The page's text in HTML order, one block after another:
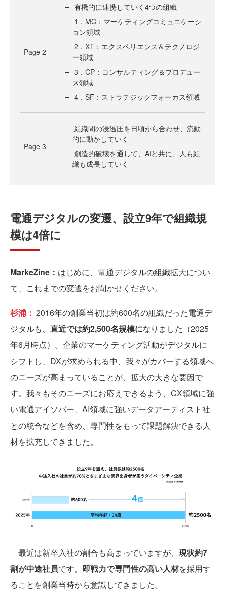
Page 2
有機的に連携していく4つの組織
1．MC：マーケティングコミュニケーシ
ョン領域
2．XT：エクスペリエンス＆テクノロジ
ー領域
3．CP：コンサルティング＆プロデュー
ス領域
4．SF：ストラテジックフォーカス領域
Page 3
組織間の浸透圧を日頃から合わせ、流動
的に動かしていく
創造的破壊を通して、AIと共に、人も組
織も成長していく
電通デジタルの変遷、設立9年で組織規
模は4倍に
MarkeZine： はじめに、電通デジタルの組織拡大につい
て、これまでの変遷をお聞かせください。
杉浦： 2016年の創業当初は約600名の組織だった電通デ
ジタルも、 直近では約2,500名規模になりました（2025
年6月時点）。企業のマーケティング活動がデジタルに
シフトし、DXが求められる中、我々がカバーする領域へ
のニーズが高まっていることが、拡大の大きな要因で
す。我々もそのニーズにお応えできるよう、CX領域に強
い電通アイソバー、AI領域に強いデータアーティスト社
との統合などを含め、専門性をもって課題解決できる人
材を拡充してきました。
最近は新卒入社の割合も高まっていますが、 現状約7
割が中途社員です。 即戦力で専門性の高い人材を採用す
ることを創業当時から意識してきました。